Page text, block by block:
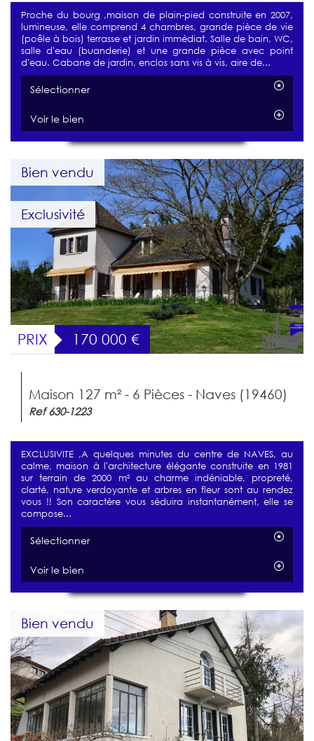
Proche du bourg ,maison de plain-pied construite en 2007,
lumineuse, elle comprend 4 chambres, grande pièce de vie
(poêle à bois) terrasse et jardin immédiat. Salle de bain, WC,
salle d'eau (buanderie) et une grande pièce avec point
d'eau. Cabane de jardin, enclos sans vis à vis, aire de...
Sélectionner
Voir le bien
Bien vendu
Exclusivité
PRIX 170 000 €
Maison 127 m² - 6 Pièces - Naves (19460)
Ref 630-1223
EXCLUSIVITE ,A quelques minutes du centre de NAVES, au
calme, maison à l'architecture élégante construite en 1981
sur terrain de 2000 m² au charme indéniable, propreté,
clarté, nature verdoyante et arbres en fleur sont au rendez
vous !! Son caractère vous séduira instantanément, elle se
compose...
Sélectionner
Voir le bien
Bien vendu